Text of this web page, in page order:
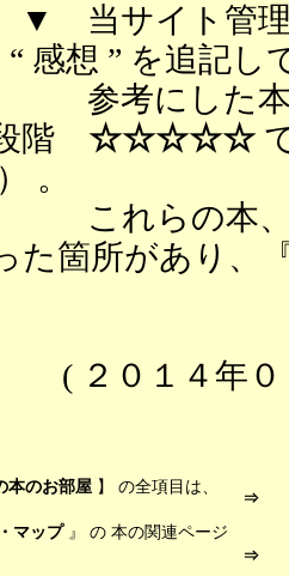
イト管理人が
“ 感想 ” を追記し
した本、サ
階 ☆☆☆☆☆
。
の本、サイ
た箇所があり、
１４年
本のお部屋 】 の全項目は、
マップ』 の 本の関連ページ